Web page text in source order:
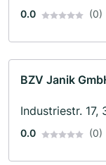
0.0 (0)
BZV Janik
Industriestr. 17,
0.0 (0)